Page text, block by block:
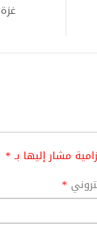
مشار إليها بـ*
*